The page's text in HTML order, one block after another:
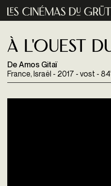
Aller au contenu principal
À l'Ouest
De Amos Gitaï
France, Israël - 2017 - vost -